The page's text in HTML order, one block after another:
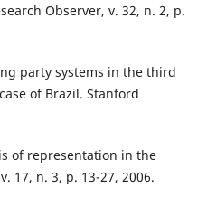
Observer, v. 32, n. 2, p.
party systems in the third
of Brazil. Stanford
of representation in the
17, n. 3, p. 13-27, 2006.